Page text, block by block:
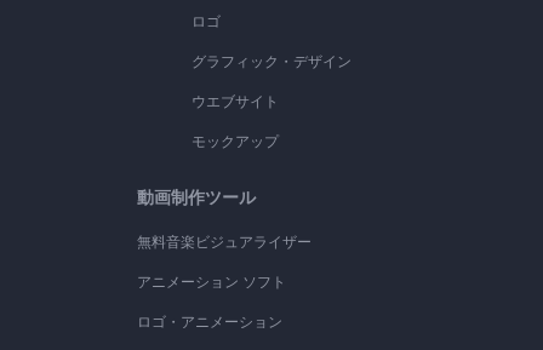
ロゴ
グラフィック・デザイン
ウエブサイト
モックアップ
動画制作ツール
無料音楽ビジュアライザー
アニメーション ソフト
ロゴ・アニメーション